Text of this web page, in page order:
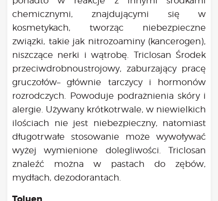
chemicznymi, znajdującymi się w
kosmetykach, tworząc niebezpieczne
związki, takie jak nitrozoaminy (kancerogen),
niszczące nerki i wątrobę. Triclosan Środek
przeciwdrobnoustrojowy, zaburzający pracę
gruczołów– głównie tarczycy i hormonów
rozrodczych. Powoduje podrażnienia skóry i
alergie. Używany krótkotrwale, w niewielkich
ilościach nie jest niebezpieczny, natomiast
długotrwałe stosowanie może wywoływać
wyżej wymienione dolegliwości. Triclosan
znaleźć można w pastach do zębów,
mydłach, dezodorantach.